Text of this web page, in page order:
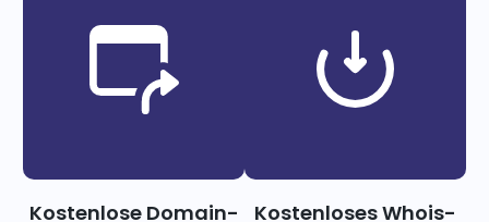
Kostenlose Domain- Kostenloses Whois-